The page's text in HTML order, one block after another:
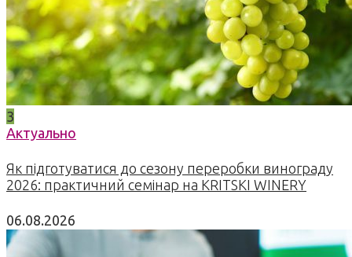
3
Актуально
Як підготуватися до сезону переробки винограду
2026: практичний семінар на KRITSKI WINERY
06.08.2026